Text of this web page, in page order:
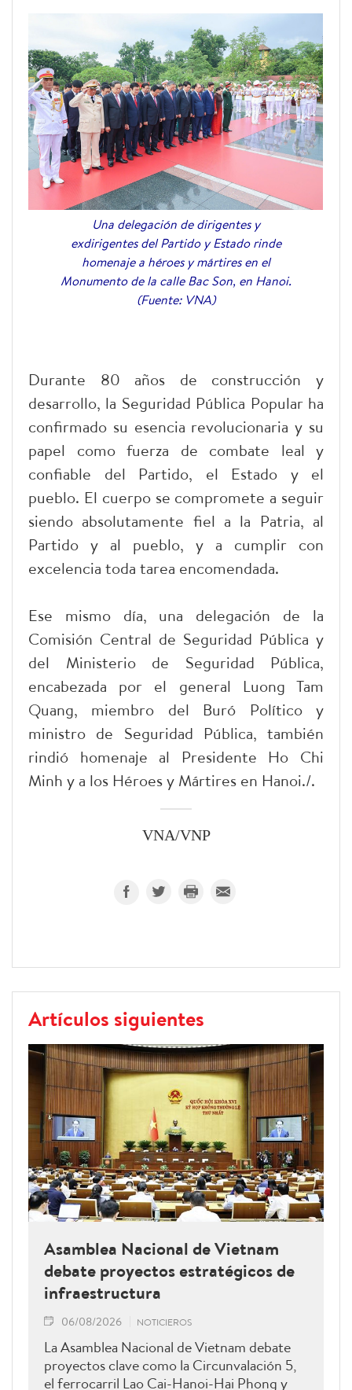
Una delegación de dirigentes y
exdirigentes del Partido y Estado rinde
homenaje a héroes y mártires en el
Monumento de la calle Bac Son, en Hanoi.
(Fuente: VNA)
Durante 80 años de construcción y
desarrollo, la Seguridad Pública Popular ha
confirmado su esencia revolucionaria y su
papel como fuerza de combate leal y
confiable del Partido, el Estado y el
pueblo. El cuerpo se compromete a seguir
siendo absolutamente fiel a la Patria, al
Partido y al pueblo, y a cumplir con
excelencia toda tarea encomendada.
Ese mismo día, una delegación de la
Comisión Central de Seguridad Pública y
del Ministerio de Seguridad Pública,
encabezada por el general Luong Tam
Quang, miembro del Buró Político y
ministro de Seguridad Pública, también
rindió homenaje al Presidente Ho Chi
Minh y a los Héroes y Mártires en Hanoi./.
VNA/VNP
Artículos siguientes
Asamblea Nacional de Vietnam
debate proyectos estratégicos de
infraestructura
06/08/2026 NOTICIEROS
La Asamblea Nacional de Vietnam debate
proyectos clave como la Circunvalación 5,
el ferrocarril Lao Cai-Hanoi-Hai Phong y